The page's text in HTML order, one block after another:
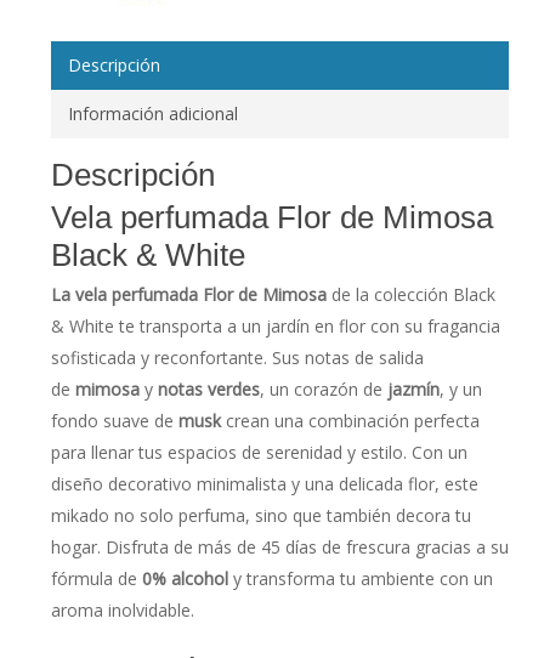
Descripción
Información adicional
Descripción
Vela perfumada Flor de Mimosa
Black & White
La vela perfumada Flor de Mimosade la colección Black
& White te transporta a un jardín en flor con su fragancia
sofisticada y reconfortante. Sus notas de salida
de mimosay notas verdes, un corazón de jazmín, y un
fondo suave de muskcrean una combinación perfecta
para llenar tus espacios de serenidad y estilo. Con un
diseño decorativo minimalista y una delicada flor, este
mikado no solo perfuma, sino que también decora tu
hogar. Disfruta de más de 45 días de frescura gracias a su
fórmula de 0% alcoholy transforma tu ambiente con un
aroma inolvidable.